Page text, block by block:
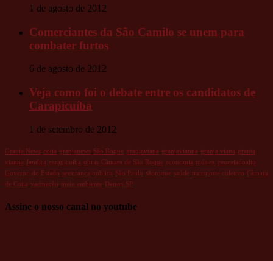
1 de agosto de 2012
Comerciantes da São Camilo se unem para
combater furtos
6 de agosto de 2012
Veja como foi o debate entre os candidatos de
Carapicuíba
1 de setembro de 2012
Granja News cotia granjanews São Roque granjaviana granjavianna granja viana granja
vianna
Jandira carapicuiba obras Câmara de São Roque economia música caucaiadoalto
Governo do Estado segurança pública São Paulo sãoroque saúde transporte coletivo Câmara
de Cotia vacinação meio ambiente Detran.SP
Assine o nosso canal no youtube